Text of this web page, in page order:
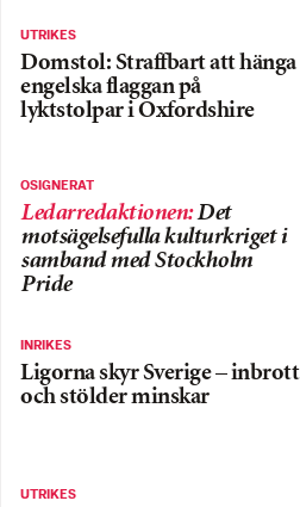
UTRIKES
Domstol: Straffbart att hänga
engelska flaggan på
lyktstolpar i Oxfordshire
OSIGNERAT
Ledarredaktionen:Det
motsägelsefulla kulturkriget i
samband med Stockholm
Pride
INRIKES
Ligorna skyr Sverige – inbrott
och stölder minskar
UTRIKES